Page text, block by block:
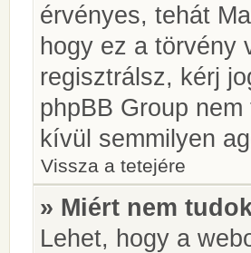
érvényes, tehát
hogy ez a törvény
regisztrálsz, kérj
phpBB Group
kívül semmilyen
Vissza a tetejére
» Miért nem
Lehet, hogy a